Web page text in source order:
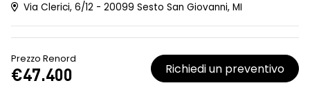
Via Clerici, 6/12 - 20099 Sesto San Giovanni, MI
Prezzo Renord
€47.400 Richiedi un preventivo